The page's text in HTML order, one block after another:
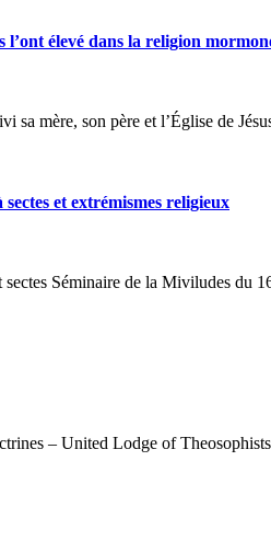
l’ont élevé dans la religion
sa mère, son père et l’Église de
et extrémismes religieux
sectes Séminaire de la Miviludes
– United Lodge of